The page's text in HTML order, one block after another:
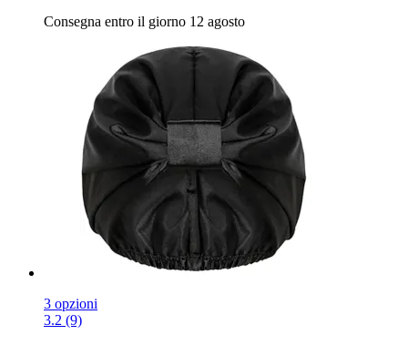
Consegna entro il giorno 12 agosto
3 opzioni
3.2 (9)